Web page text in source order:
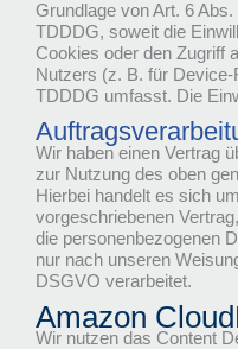
Grundlage von Art. 6
TDDDG, soweit die
Cookies oder den Zugriff
Nutzers (z. B. für
TDDDG umfasst. Die
Wir haben einen Vertrag
zur Nutzung des oben
Hierbei handelt es sich
vorgeschriebenen
die personenbezogenen
nur nach unseren
DSGVO verarbeitet.
Amazon
Wir nutzen das Content